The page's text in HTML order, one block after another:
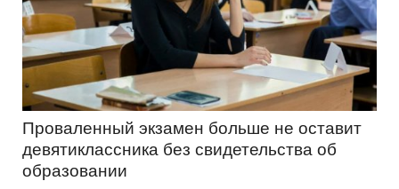
Проваленный экзамен больше не оставит
девятиклассника без свидетельства об
образовании